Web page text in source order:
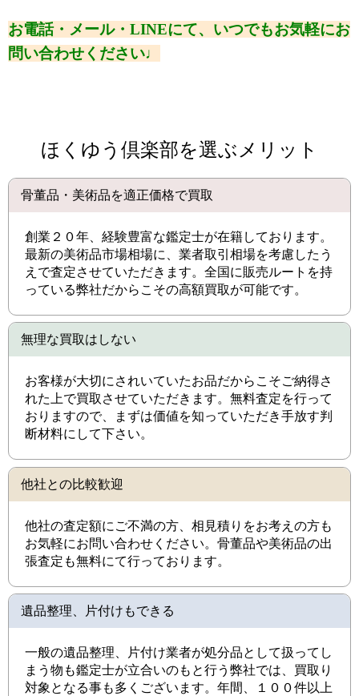
お電話・メール・LINEにて、いつでもお気軽にお
問い合わせください♩
ほくゆう倶楽部を選ぶメリット
骨董品・美術品を適正価格で買取
創業２０年、経験豊富な鑑定士が在籍しております。
最新の美術品市場相場に、業者取引相場を考慮したう
えで査定させていただきます。全国に販売ルートを持
っている弊社だからこその高額買取が可能です。
無理な買取はしない
お客様が大切にされいていたお品だからこそご納得さ
れた上で買取させていただきます。無料査定を行って
おりますので、まずは価値を知っていただき手放す判
断材料にして下さい。
他社との比較歓迎
他社の査定額にご不満の方、相見積りをお考えの方も
お気軽にお問い合わせください。骨董品や美術品の出
張査定も無料にて行っております。
遺品整理、片付けもできる
一般の遺品整理、片付け業者が処分品として扱ってし
まう物も鑑定士が立合いのもと行う弊社では、買取り
対象となる事も多くございます。年間、１００件以上